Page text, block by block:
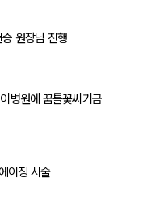
원장님 진행
병원에 꿈틀꽃씨기금
이징 시술